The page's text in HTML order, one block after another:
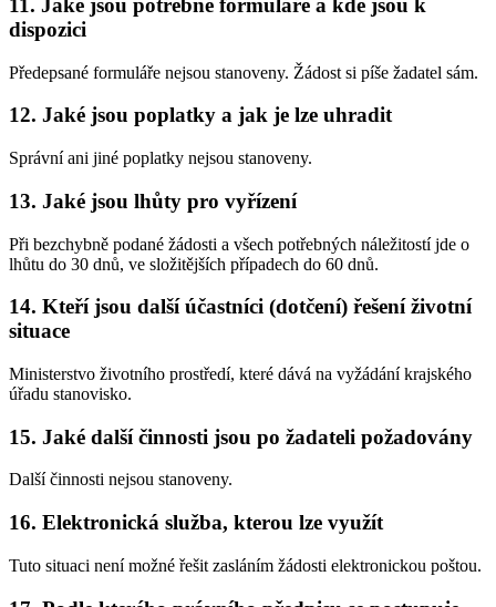
11. Jaké jsou potřebné formuláře a kde jsou k
dispozici
Předepsané formuláře nejsou stanoveny. Žádost si píše žadatel sám.
12. Jaké jsou poplatky a jak je lze uhradit
Správní ani jiné poplatky nejsou stanoveny.
13. Jaké jsou lhůty pro vyřízení
Při bezchybně podané žádosti a všech potřebných náležitostí jde o
lhůtu do 30 dnů, ve složitějších případech do 60 dnů.
14. Kteří jsou další účastníci (dotčení) řešení životní
situace
Ministerstvo životního prostředí, které dává na vyžádání krajského
úřadu stanovisko.
15. Jaké další činnosti jsou po žadateli požadovány
Další činnosti nejsou stanoveny.
16. Elektronická služba, kterou lze využít
Tuto situaci není možné řešit zasláním žádosti elektronickou poštou.